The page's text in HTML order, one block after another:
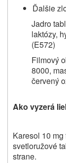
Ďalšie
Jadro
laktózy,
(E572)
Filmový
8000,
červený
Ako vyzerá
Karesol 10
svetloružové
strane.